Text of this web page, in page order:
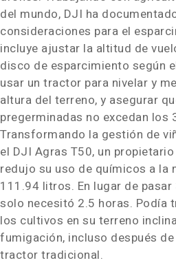
del mundo, DJI ha
consideraciones para el
incluye ajustar la altitud de
disco de esparcimiento según
usar un tractor para nivelar y
altura del terreno, y asegurar
pregerminadas no excedan los
Transformando la gestión de
el DJI Agras T50, un
redujo su uso de químicos a la
111.94 litros. En lugar de
solo necesitó 2.5 horas. Podía
los cultivos en su terreno
fumigación, incluso después
tractor tradicional.